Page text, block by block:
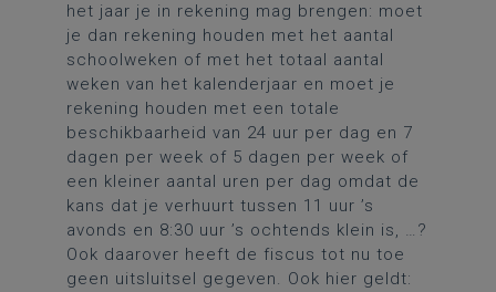
het jaar je in rekening mag brengen: moet
je dan rekening houden met het aantal
schoolweken of met het totaal aantal
weken van het kalenderjaar en moet je
rekening houden met een totale
beschikbaarheid van 24 uur per dag en 7
dagen per week of 5 dagen per week of
een kleiner aantal uren per dag omdat de
kans dat je verhuurt tussen 11 uur ’s
avonds en 8:30 uur ’s ochtends klein is, …?
Ook daarover heeft de fiscus tot nu toe
geen uitsluitsel gegeven. Ook hier geldt: